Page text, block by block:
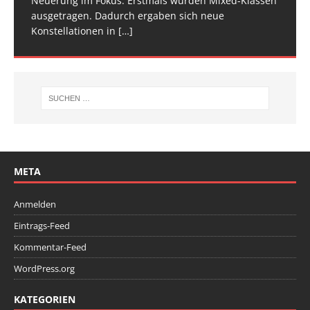
ausgetragen. Dadurch ergaben sich neue
Konstellationen in […]
Wettkampfwochenende: Am Samstag standen die
Deutschen[…]
META
Anmelden
Eintrags-Feed
Kommentar-Feed
WordPress.org
KATEGORIEN